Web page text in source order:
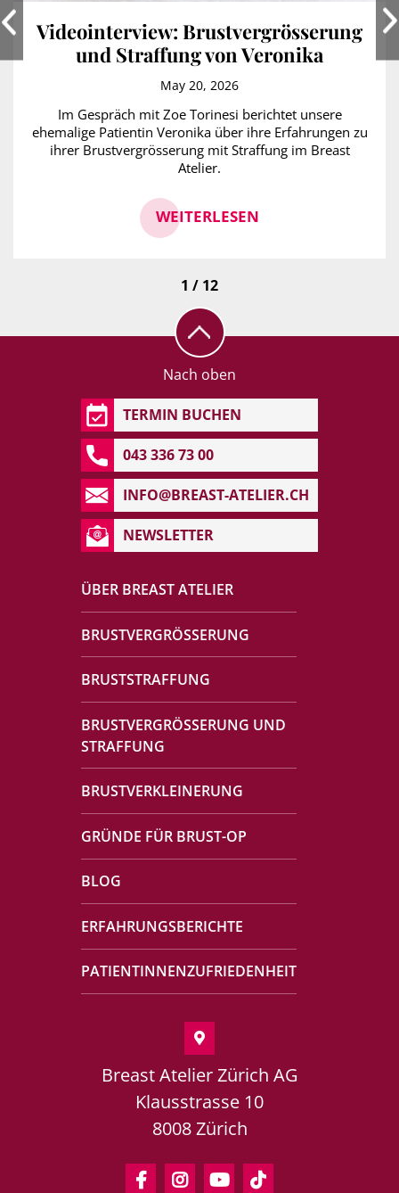
Videointerview: Brustvergrösserung
und Straffung von Veronika
May 20, 2026
Im Gespräch mit Zoe Torinesi berichtet unsere
ehemalige Patientin Veronika über ihre Erfahrungen zu
ihrer Brustvergrösserung mit Straffung im Breast
Atelier.
WEITERLESEN
1 / 12
Nach oben
TERMIN BUCHEN
043 336 73 00
INFO@BREAST-ATELIER.CH
NEWSLETTER
ÜBER BREAST ATELIER
BRUSTVERGRÖSSERUNG
BRUSTSTRAFFUNG
BRUSTVERGRÖSSERUNG UND
STRAFFUNG
BRUSTVERKLEINERUNG
GRÜNDE FÜR BRUST-OP
BLOG
ERFAHRUNGSBERICHTE
PATIENTINNENZUFRIEDENHEIT
Breast Atelier Zürich AG
Klausstrasse 10
8008 Zürich